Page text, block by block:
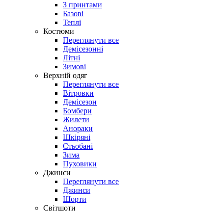
З принтами
Базові
Теплі
Костюми
Переглянути все
Демісезонні
Літні
Зимові
Верхній одяг
Переглянути все
Вітровки
Демісезон
Бомбери
Жилети
Анораки
Шкіряні
Стьобані
Зима
Пуховики
Джинси
Переглянути все
Джинси
Шорти
Світшоти